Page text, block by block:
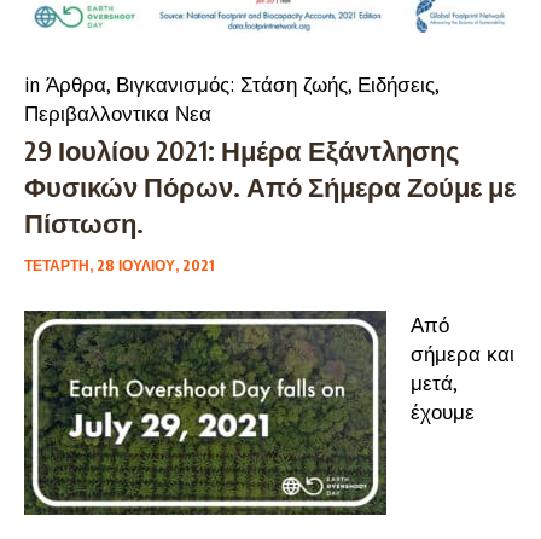
in Άρθρα, Βιγκανισμός: Στάση ζωής, Ειδήσεις,
Περιβαλλοντικα Νεα
29 Ιουλίου 2021: Ημέρα Εξάντλησης
Φυσικών Πόρων. Από Σήμερα Ζούμε με
Πίστωση.
ΤΕΤΆΡΤΗ, 28 ΙΟΥΛΊΟΥ, 2021
Από
σήμερα και
μετά,
έχουμε